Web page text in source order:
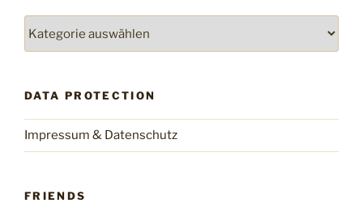
DATA PROTECTION
Impressum & Datenschutz
FRIENDS